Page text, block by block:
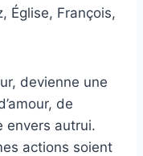
Église, François,
devienne une
de
envers autrui.
actions soient